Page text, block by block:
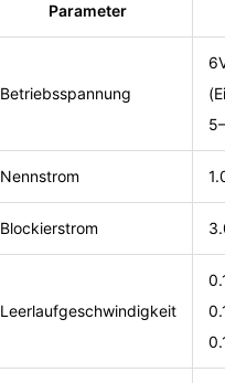
Parameter
Betriebsspannung
Nennstrom
Blockierstrom
Leerlaufgeschwindigkeit